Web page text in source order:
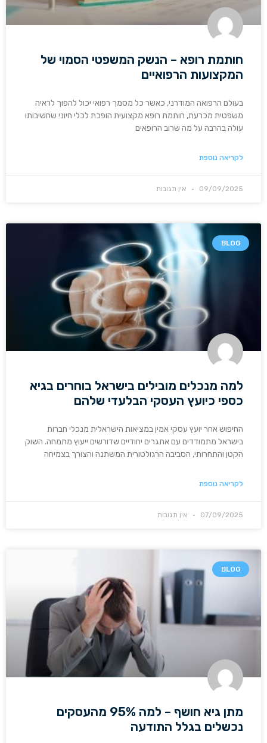
חותמת רופא – הנשק המשפטי הסמוי של
המקצועות הרפואיים
בעולם הרפואה המודרני, כאשר כל מסמך רפואי יכול להפוך לראיה
משפטית מכרעת, חותמת רופא מקצועית הופכת לכלי חיוני שחשיבותו
עולה בהרבה על מה שרוב הרופאים
לקריאה נוספת
09/09/2025 אין תגובות
BLOG
למה מנכלים מובילים בישראל בוחרים בגיא
כספי כיועץ העסקי הבלעדי שלהם
החיפוש אחר יועץ עסקי אמין במציאות הישראלית מנכלי חברות
בישראל מתמודדים עם אתגרים יחודיים שדורשים ייעוץ מתמחה. השוק
הקטן והתחרותי, הסביבה הרגולטורית המשתנה והצורך בצמיחה
לקריאה נוספת
07/09/2025 אין תגובות
BLOG
מתן גיא חושף – למה 95% מהעסקים
נכשלים בגלל התודעה